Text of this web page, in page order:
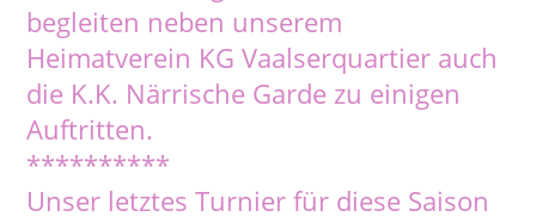
begleiten neben unserem
Heimatverein KG Vaalserquartier auch
die K.K. Närrische Garde zu einigen
Auftritten.
**********
Unser letztes Turnier für diese Saison